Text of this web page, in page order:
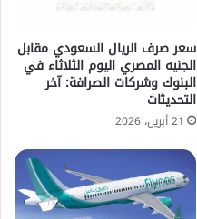
سعر صرف الريال السعودي مقابل
الجنيه المصري اليوم الثلاثاء في
البنوك وشركات الصرافة: آخر
التحديثات
21 أبريل، 2026